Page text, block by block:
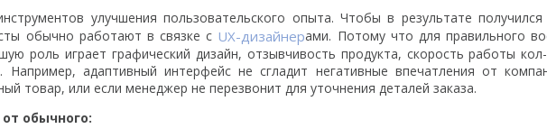
улучшения пользовательского опыта. Чтобы в результате
обычно работают в связке с UX-дизайнерами. Потому что для правильного
роль играет графический дизайн, отзывчивость продукта, скорость работы
Например, адаптивный интерфейс не сгладит негативные впечатления от
товар, или если менеджер не перезвонит для уточнения деталей заказа.
обычного: